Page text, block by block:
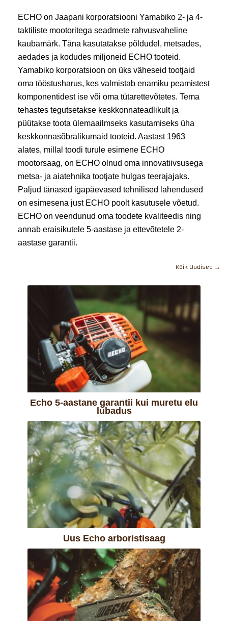
ECHO on Jaapani korporatsiooni Yamabiko 2- ja 4-
taktiliste mootoritega seadmete rahvusvaheline
kaubamärk. Täna kasutatakse põldudel, metsades,
aedades ja kodudes miljoneid ECHO tooteid.
Yamabiko korporatsioon on üks väheseid tootjaid
oma tööstusharus, kes valmistab enamiku peamistest
komponentidest ise või oma tütarettevõtetes. Tema
tehastes tegutsetakse keskkonnateadlikult ja
püütakse toota ülemaailmseks kasutamiseks üha
keskkonnasõbralikumaid tooteid. Aastast 1963
alates, millal toodi turule esimene ECHO
mootorsaag, on ECHO olnud oma innovatiivsusega
metsa- ja aiatehnika tootjate hulgas teerajajaks.
Paljud tänased igapäevased tehnilised lahendused
on esimesena just ECHO poolt kasutusele võetud.
ECHO on veendunud oma toodete kvaliteedis ning
annab eraisikutele 5-aastase ja ettevõtetele 2-
aastase garantii.
Kõik Uudised →
Echo 5-aastane garantii kui muretu elu
lubadus
Uus Echo arboristisaag